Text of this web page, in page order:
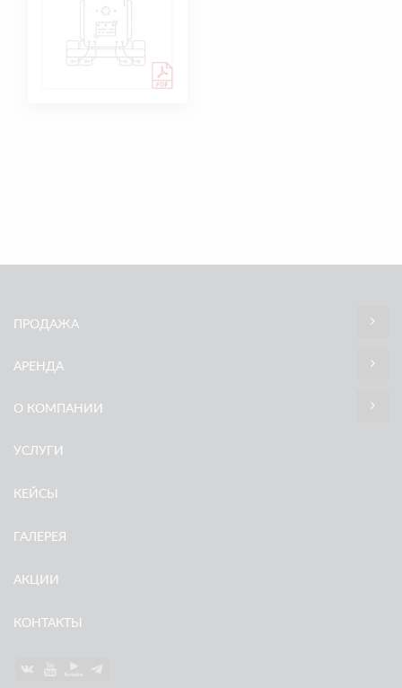
ПРОДАЖА
АРЕНДА
О КОМПАНИИ
УСЛУГИ
КЕЙСЫ
ГАЛЕРЕЯ
АКЦИИ
КОНТАКТЫ